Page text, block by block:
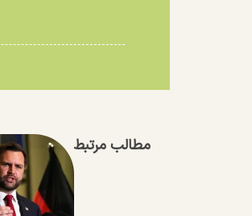
مطالب مرتبط